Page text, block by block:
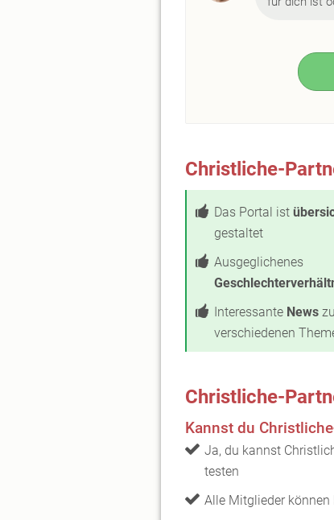
Christliche-
Das Portal ist
gestaltet
Ausgeglichenes
Interessante News zu
verschiedenen
Christliche-
Kannst du
Ja, du kannst
testen
Alle Mitglieder